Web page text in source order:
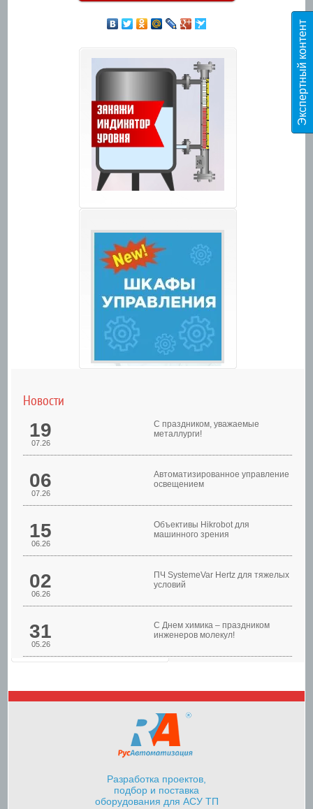
Э
к
с
п
е
р
т
н
ы
й
к
о
н
т
е
н
т
T
E
S
Шкафы управления
Новости
19
07.26
С праздником, уважаемые
металлурги!
06
07.26
Автоматизированное управление
освещением
15
06.26
Объективы Hikrobot для
машинного зрения
02
06.26
ПЧ SystemeVar Hertz для тяжелых
условий
31
05.26
С Днем химика – праздником
инженеров молекул!
Разработка проектов,
подбор и поставка
оборудования для АСУ ТП